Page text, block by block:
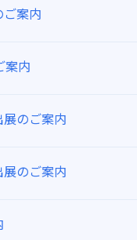
案内
案内
のご案内
のご案内